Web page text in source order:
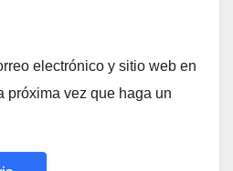
electrónico y sitio web en
próxima vez que haga un